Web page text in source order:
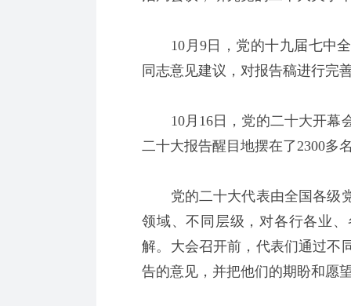
10月9日，党的十九届七中全
同志意见建议，对报告稿进行完
10月16日，党的二十大开幕
二十大报告醒目地摆在了2300多
党的二十大代表由全国各级党
领域、不同层级，对各行各业
解。大会召开前，代表们通过不
告的意见，并把他们的期盼和愿